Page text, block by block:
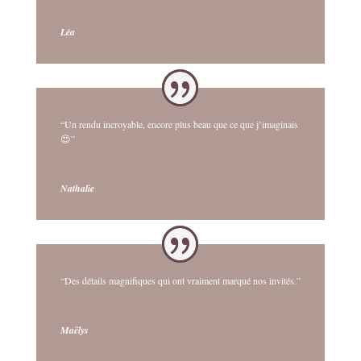
Léa
“Un rendu incroyable, encore plus beau que ce que j’imaginais
😍”
Nathalie
“Des détails magnifiques qui ont vraiment marqué nos invités.”
Maëlys